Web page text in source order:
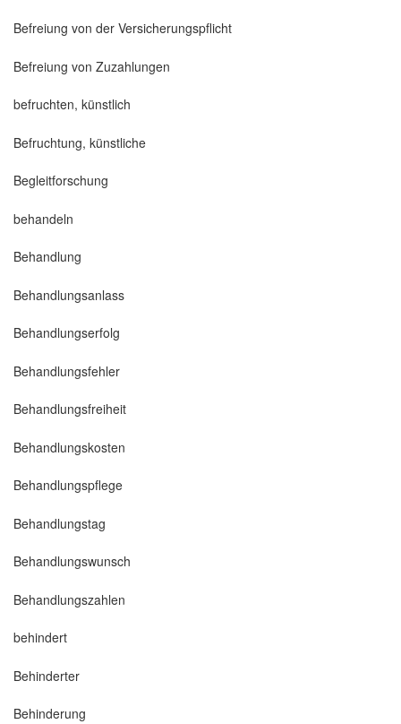
Befreiung von der Versicherungspflicht
Befreiung von Zuzahlungen
befruchten, künstlich
Befruchtung, künstliche
Begleitforschung
behandeln
Behandlung
Behandlungsanlass
Behandlungserfolg
Behandlungsfehler
Behandlungsfreiheit
Behandlungskosten
Behandlungspflege
Behandlungstag
Behandlungswunsch
Behandlungszahlen
behindert
Behinderter
Behinderung